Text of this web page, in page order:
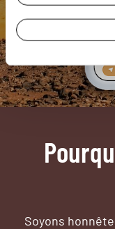
Soyons